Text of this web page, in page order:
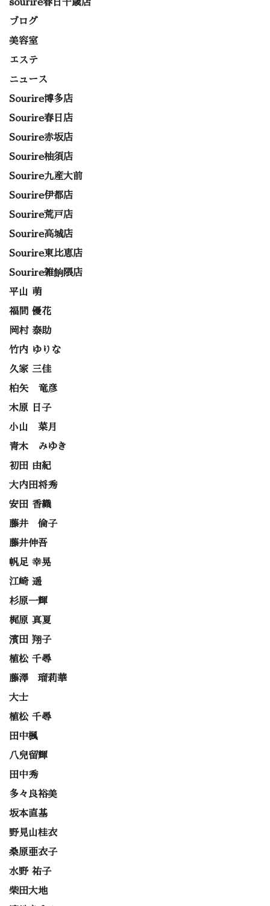
sourire春日千歳店
ブログ
美容室
エステ
ニュース
Sourire博多店
Sourire春日店
Sourire赤坂店
Sourire柚須店
Sourire九産大前
Sourire伊都店
Sourire荒戸店
Sourire高城店
Sourire東比恵店
Sourire雑餉隈店
平山 萌
福間 優花
岡村 泰助
竹内 ゆりな
久家 三佳
柏矢 竜彦
木原 日子
小山 菜月
青木 みゆき
初田 由紀
大内田将秀
安田 香織
藤井 倫子
藤井伸吾
帆足 幸晃
江崎 遥
杉原一輝
梶原 真夏
濱田 翔子
植松 千尋
藤澤 瑠莉華
大士
植松 千尋
田中楓
八兒留輝
田中秀
多々良裕美
坂本直基
野見山桂衣
桑原亜衣子
水野 祐子
柴田大地